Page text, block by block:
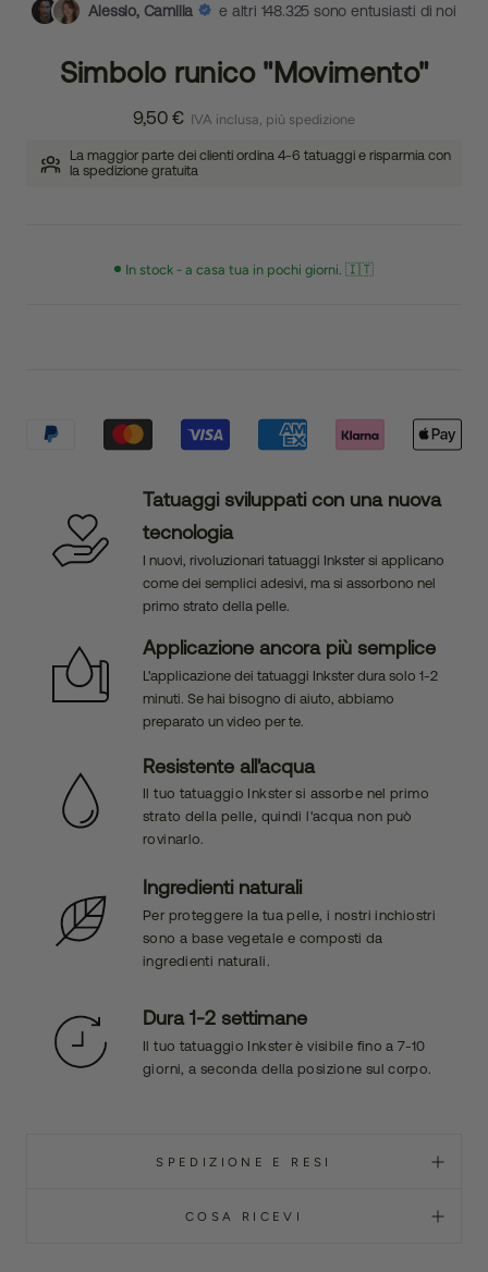
Alessio, Camilla e altri 148.325 sono entusiasti di noi
Simbolo runico "Movimento"
9,50 € IVA inclusa, più spedizione
La maggior parte dei clienti ordina 4-6 tatuaggi e risparmia con
la spedizione gratuita
In stock - a casa tua in pochi giorni. 🇮🇹
Tatuaggi sviluppati con una nuova
tecnologia
I nuovi, rivoluzionari tatuaggi Inkster si applicano
come dei semplici adesivi, ma si assorbono nel
primo strato della pelle.
Applicazione ancora più semplice
L'applicazione dei tatuaggi Inkster dura solo 1-2
minuti. Se hai bisogno di aiuto, abbiamo
preparato un video per te.
Resistente all'acqua
Il tuo tatuaggio Inkster si assorbe nel primo
strato della pelle, quindi l'acqua non può
rovinarlo.
Ingredienti naturali
Per proteggere la tua pelle, i nostri inchiostri
sono a base vegetale e composti da
ingredienti naturali.
Dura 1-2 settimane
Il tuo tatuaggio Inkster è visibile fino a 7-10
giorni, a seconda della posizione sul corpo.
SPEDIZIONE E RESI
COSA RICEVI